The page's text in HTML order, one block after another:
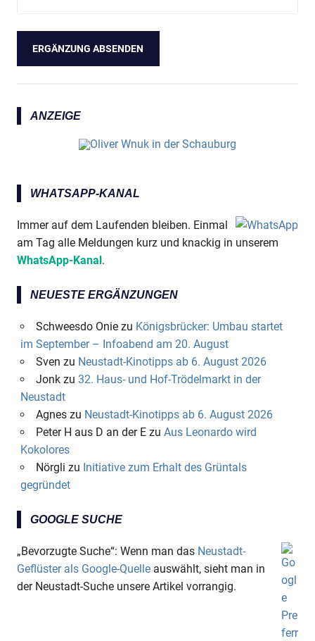
ANZEIGE
WHATSAPP-KANAL
Immer auf dem Laufenden bleiben. Einmal
am Tag alle Meldungen kurz und knackig in unserem
WhatsApp-Kanal.
NEUESTE ERGÄNZUNGEN
Schweesdo Oniezu Königsbrücker: Umbau startet
im September – Infoabend am 20. August
Sven zu Neustadt-Kinotipps ab 6. August 2026
Jonkzu 32. Haus- und Hof-Trödelmarkt in der
Neustadt
Agneszu Neustadt-Kinotipps ab 6. August 2026
Peter H aus D an der Ezu Aus Leonardo wird
Kokolores
Nörgli zu Initiative zum Erhalt des Grüntals
gegründet
GOOGLE SUCHE
„Bevorzugte Suche“: Wenn man das Neustadt-
Geflüster als Google-Quelle auswählt, sieht man in
der Neustadt-Suche unsere Artikel vorrangig.